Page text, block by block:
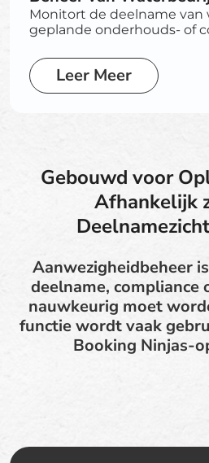
Monitort de deelname van
geplande onderhouds- of
Leer Meer
Gebouwd voor
Afhankelijk
Aanwezigheidbeheer
deelname, compliance
nauwkeurig moet
functie wordt vaak
Booking Ninjas-